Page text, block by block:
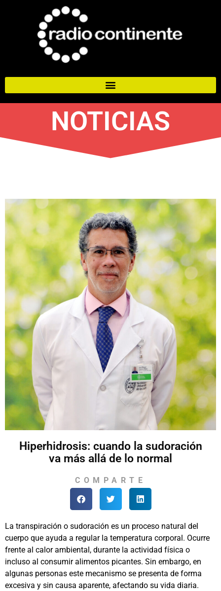
NOTICIAS
Hiperhidrosis: cuando la sudoración
va más allá de lo normal
COMPARTE
La transpiración o sudoración es un proceso natural del
cuerpo que ayuda a regular la temperatura corporal. Ocurre
frente al calor ambiental, durante la actividad física o
incluso al consumir alimentos picantes. Sin embargo, en
algunas personas este mecanismo se presenta de forma
excesiva y sin causa aparente, afectando su vida diaria.